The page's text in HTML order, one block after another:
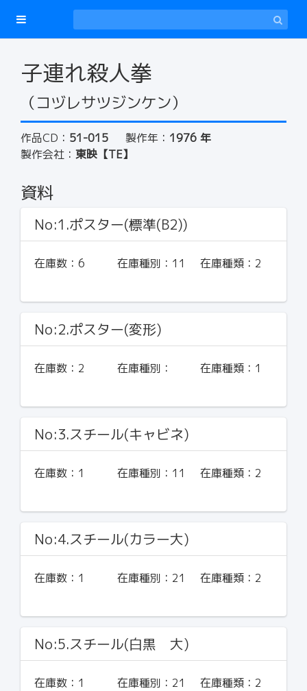
子連れ殺人拳
（コヅレサツジンケン）
作品CD： 51-015 製作年： 1976 年
製作会社： 東映【TE】
資料
No:1.ポスター(標準(B2))
在庫数： 6 在庫種別： 11 在庫種類： 2
No:2.ポスター(変形)
在庫数： 2 在庫種別： 在庫種類： 1
No:3.スチール(キャビネ)
在庫数： 1 在庫種別： 11 在庫種類： 2
No:4.スチール(カラー大)
在庫数： 1 在庫種別： 21 在庫種類： 2
No:5.スチール(白黒 大)
在庫数： 1 在庫種別： 21 在庫種類： 2